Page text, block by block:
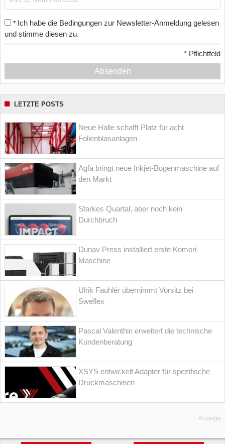
* Ich habe die Bedingungen zur Newsletter-Anmeldung gelesen
und stimme diesen zu.
* Pflichtfeld
Absenden
LETZTE POSTS
Neue Halle schafft Platz für acht
Folienblasanlagen
Agfa bringt neue Inkjet-Bogenmaschine auf
den Markt
Starkes Quartal, aber noch kein
Durchbruch
Dunav Press installiert erste Komori-
Maschine
Ulrik Fauhlér übernimmt Vorsitz bei
Sweflex
Pascal Valenthin erweitert die technische
Kundenberatung
XSYS entwickelt Adapter für spezifische
Druckmaschinen
Anzeige